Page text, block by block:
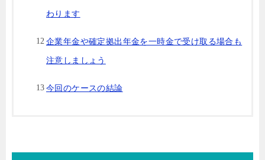
わります
企業年金や確定拠出年金を一時金で受け取る場合も
注意しましょう
今回のケースの結論